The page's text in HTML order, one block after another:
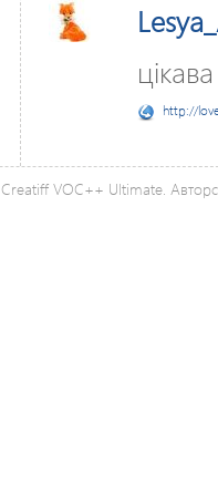
http://
VOC++ Ultimate.